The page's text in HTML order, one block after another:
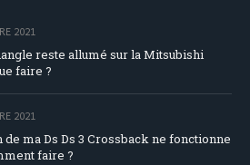
2021
reste allumé sur la Mitsubishi
faire ?
2021
ma Ds Ds 3 Crossback ne fonctionne
faire ?